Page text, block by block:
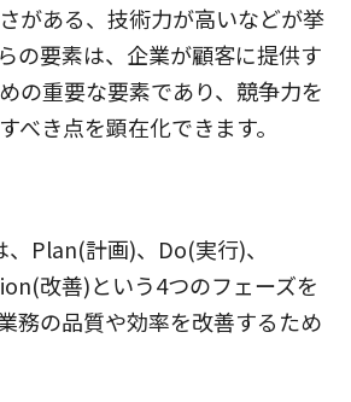
がある、技術力が高いなどが挙
の要素は、企業が顧客に提供す
の重要な要素であり、競争力を
べき点を顕在化できます。
、Plan(計画)、Do(実行)、
改善)という4つのフェーズを
務の品質や効率を改善するため